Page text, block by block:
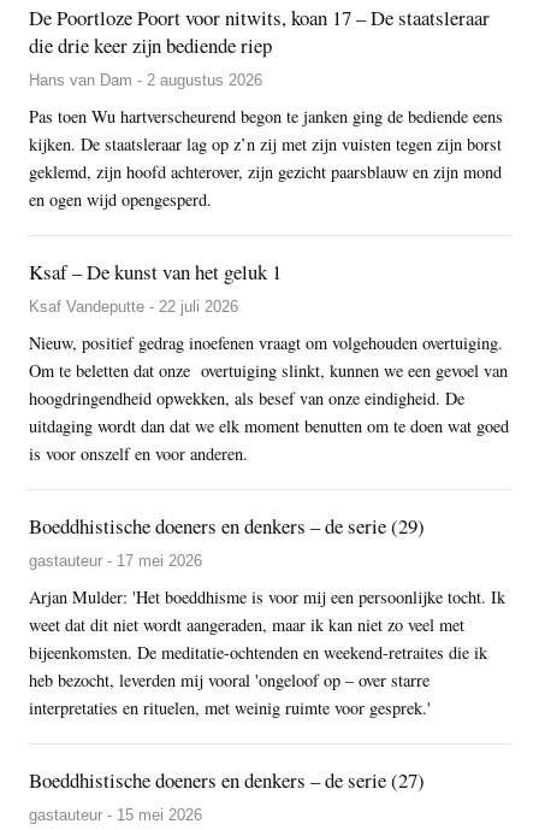
De Poortloze Poort voor nitwits, koan 17 – De staatsleraar
die drie keer zijn bediende riep
Hans van Dam - 2 augustus 2026
Pas toen Wu hartverscheurend begon te janken ging de bediende eens
kijken. De staatsleraar lag op z’n zij met zijn vuisten tegen zijn borst
geklemd, zijn hoofd achterover, zijn gezicht paarsblauw en zijn mond
en ogen wijd opengesperd.
Ksaf – De kunst van het geluk 1
Ksaf Vandeputte - 22 juli 2026
Nieuw, positief gedrag inoefenen vraagt om volgehouden overtuiging.
Om te beletten dat onze overtuiging slinkt, kunnen we een gevoel van
hoogdringendheid opwekken, als besef van onze eindigheid. De
uitdaging wordt dan dat we elk moment benutten om te doen wat goed
is voor onszelf en voor anderen.
Boeddhistische doeners en denkers – de serie (29)
gastauteur - 17 mei 2026
Arjan Mulder: 'Het boeddhisme is voor mij een persoonlijke tocht. Ik
weet dat dit niet wordt aangeraden, maar ik kan niet zo veel met
bijeenkomsten. De meditatie-ochtenden en weekend-retraites die ik
heb bezocht, leverden mij vooral 'ongeloof op – over starre
interpretaties en rituelen, met weinig ruimte voor gesprek.'
Boeddhistische doeners en denkers – de serie (27)
gastauteur - 15 mei 2026